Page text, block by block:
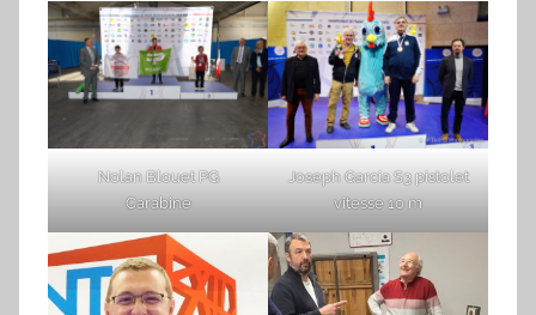
Nolan Blouet PG
Carabine
Joseph Garcia S3 pistolet
vitesse 10 m